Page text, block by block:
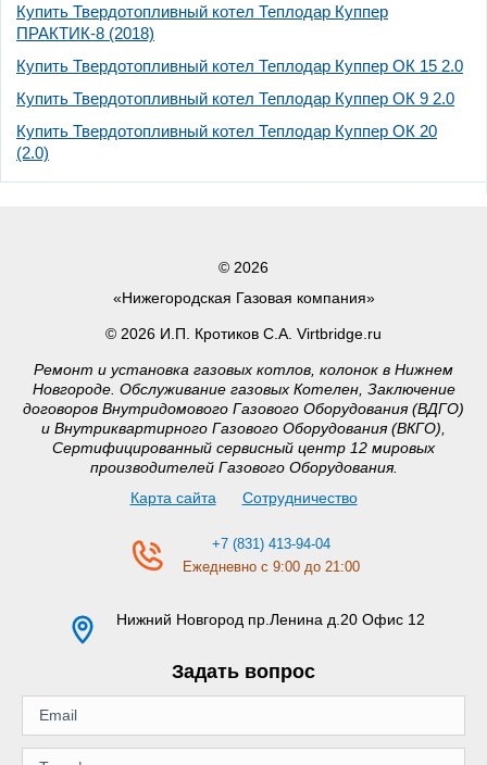
Купить Твердотопливный котел Теплодар Куппер
ПРАКТИК-8 (2018)
Купить Твердотопливный котел Теплодар Куппер ОК 15 2.0
Купить Твердотопливный котел Теплодар Куппер ОК 9 2.0
Купить Твердотопливный котел Теплодар Куппер ОК 20
(2.0)
© 2026
«Нижегородская Газовая компания»
© 2026 И.П. Кротиков С.А. Virtbridge.ru
Ремонт и установка газовых котлов, колонок в Нижнем
Новгороде. Обслуживание газовых Котелен, Заключение
договоров Внутридомового Газового Оборудования (ВДГО)
и Внутриквартирного Газового Оборудования (ВКГО),
Сертифицированный сервисный центр 12 мировых
производителей Газового Оборудования.
Карта сайта
Сотрудничество
+7 (831) 413-94-04
Ежедневно с 9:00 до 21:00
Нижний Новгород пр.Ленина д.20 Офис 12
Задать вопрос